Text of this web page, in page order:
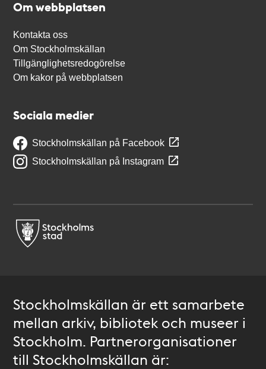
Om webbplatsen
Kontakta oss
Om Stockholmskällan
Tillgänglighetsredogörelse
Om kakor på webbplatsen
Sociala medier
Stockholmskällan på Facebook
Stockholmskällan på Instagram
Stockholmskällan är ett samarbete
mellan arkiv, bibliotek och museer i
Stockholm. Partnerorganisationer
till Stockholmskällan är: